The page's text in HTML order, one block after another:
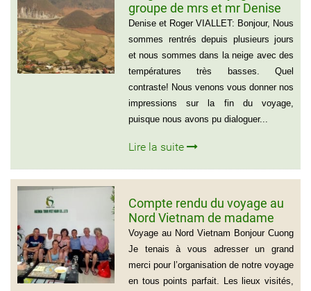
groupe de mrs et mr Denise
et Roger VIALLET
Denise et Roger VIALLET: Bonjour, Nous
sommes rentrés depuis plusieurs jours
et nous sommes dans la neige avec des
températures très basses. Quel
contraste! Nous venons vous donner nos
impressions sur la fin du voyage,
puisque nous avons pu dialoguer...
Lire la suite
Compte rendu du voyage au
Nord Vietnam de madame
Marie Gammaitoni (Groupe
de Provelli Eric)
Voyage au Nord Vietnam Bonjour Cuong
Je tenais à vous adresser un grand
merci pour l’organisation de notre voyage
en tous points parfait. Les lieux visités,